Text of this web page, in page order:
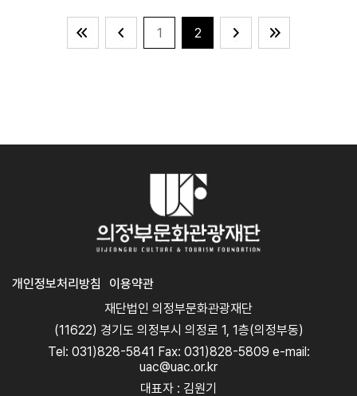
1 2
개인정보처리방침
이용약관
재단법인 의정부문화관광재단
(11622) 경기도 의정부시 의정로 1, 1층(의정부동)
Tel: 031)828-5841 Fax: 031)828-5809 e-mail:
uac@uac.or.kr
대표자 : 김원기